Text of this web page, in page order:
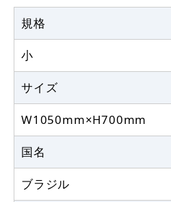
規格
小
サイズ
W1050mm×H700mm
国名
ブラジル